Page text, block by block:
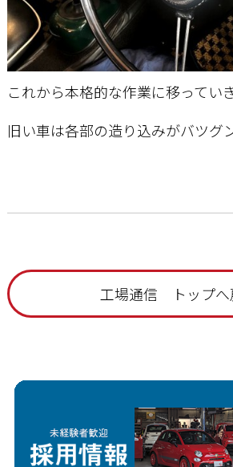
これから本格的な作業に移っていき
旧い車は各部の造り込みがバツグ
工場通信 トップへ